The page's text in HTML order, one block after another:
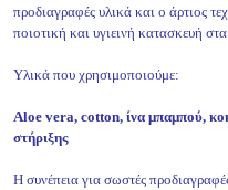
προδιαγραφές υλικά και ο άρτιος
ποιοτική και υγιεινή κατασκευή
Υλικά που χρησιμοποιούμε:
Aloe vera, cotton, ίνα μπαμπού,
στήριξης
Η συνέπεια για σωστές